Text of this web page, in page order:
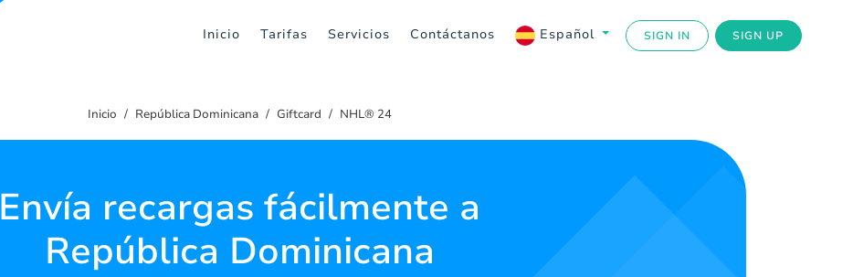
Inicio Tarifas Servicios Contáctanos Español SIGN IN SIGN UP
Inicio República Dominicana Giftcard NHL® 24
Envía recargas fácilmente a
República Dominicana